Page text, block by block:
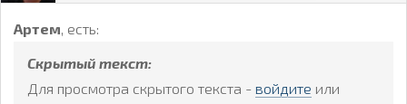
Артем, есть:
Скрытый текст:
Для просмотра скрытого текста - войдите или